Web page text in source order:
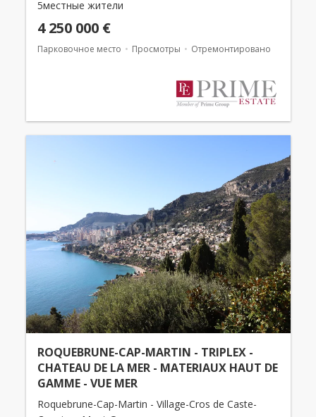
5местные жители
4 250 000 €
Парковочное место Просмотры Отремонтировано
ROQUEBRUNE-CAP-MARTIN - TRIPLEX -
CHATEAU DE LA MER - MATERIAUX HAUT DE
GAMME - VUE MER
Roquebrune-Cap-Martin - Village-Cros de Caste-